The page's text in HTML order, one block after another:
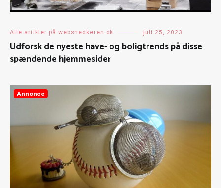
Alle artikler på websnedkeren.dk juli 25, 2023
Udforsk de nyeste have- og boligtrends på disse
spændende hjemmesider
Annonce